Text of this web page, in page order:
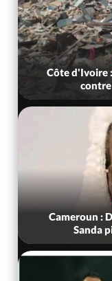
Côte d'Ivoire :
contre les
Cameroun : Décès à
Sanda pilier du